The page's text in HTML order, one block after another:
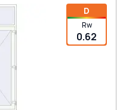
D
Rw
0.62